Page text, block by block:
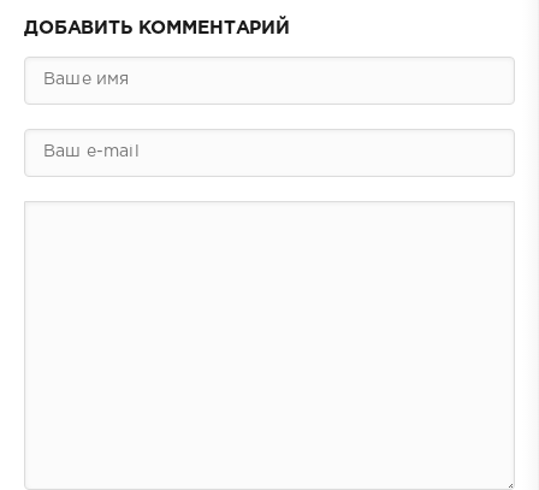
ДОБАВИТЬ КОММЕНТАРИЙ